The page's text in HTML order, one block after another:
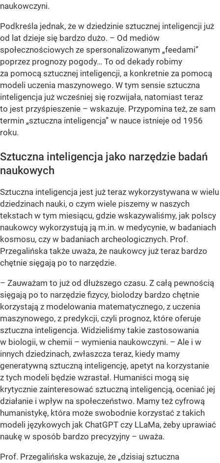
naukowczyni.
Podkreśla jednak, że w dziedzinie sztucznej inteligencji już
od lat dzieje się bardzo dużo. – Od mediów
społecznościowych ze spersonalizowanym „feedami”
poprzez prognozy pogody… To od dekady robimy
za pomocą sztucznej inteligencji, a konkretnie za pomocą
modeli uczenia maszynowego. W tym sensie sztuczna
inteligencja już wcześniej się rozwijała, natomiast teraz
to jest przyśpieszenie – wskazuje. Przypomina też, ze sam
termin „sztuczna inteligencja” w nauce istnieje od 1956
roku.
Sztuczna inteligencja jako narzędzie badań
naukowych
Sztuczna inteligencja jest już teraz wykorzystywana w wielu
dziedzinach nauki, o czym wiele piszemy w naszych
tekstach w tym miesiącu, gdzie wskazywaliśmy, jak polscy
naukowcy wykorzystują ją m.in. w medycynie, w badaniach
kosmosu, czy w badaniach archeologicznych. Prof.
Przegalińska także uważa, że naukowcy już teraz bardzo
chętnie sięgają po to narzędzie.
– Zauważam to już od dłuższego czasu. Z całą pewnością
sięgają po to narzędzie fizycy, biolodzy bardzo chętnie
korzystają z modelowania matematycznego, z uczenia
maszynowego, z predykcji, czyli prognoz, które oferuje
sztuczna inteligencja. Widzieliśmy takie zastosowania
w biologii, w chemii – wymienia naukowczyni. – Ale i w
innych dziedzinach, zwłaszcza teraz, kiedy mamy
generatywną sztuczną inteligencję, apetyt na korzystanie
z tych modeli będzie wzrastał. Humaniści mogą się
krytycznie zainteresować sztuczną inteligencją, oceniać jej
działanie i wpływ na społeczeństwo. Mamy też cyfrową
humanistykę, która może swobodnie korzystać z takich
modeli językowych jak ChatGPT czy LLaMa, żeby uprawiać
naukę w sposób bardzo precyzyjny – uważa.
Prof. Przegalińska wskazuje, że „dzisiaj sztuczna